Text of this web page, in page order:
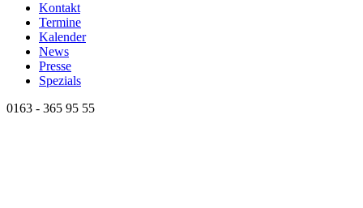
Kontakt
Termine
Kalender
News
Presse
Spezials
0163 - 365 95 55